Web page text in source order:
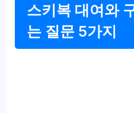
스키복 대여와
는 질문 5가지